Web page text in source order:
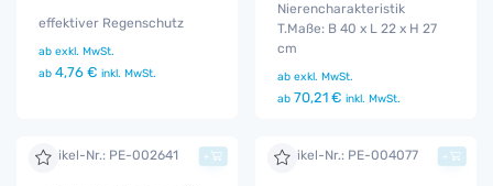
effektiver Regenschutz
ab exkl. MwSt.
ab 4,76 € inkl. MwSt.
Nierencharakteristik
T.Maße: B 40 x L 22 x H 27
cm
ab exkl. MwSt.
ab 70,21 € inkl. MwSt.
Artikel-Nr.: PE-002641 + Artikel-Nr.: PE-004077 +